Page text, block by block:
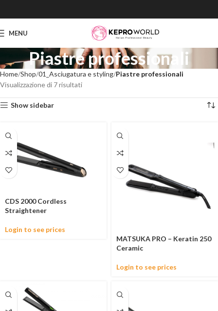
MENU
Piastre professionali
Home Shop 01_Asciugatura e styling Piastre professionali
Visualizzazione di 7 risultati
Show sidebar
CDS 2000 Cordless
Straightener
Login to see prices
MATSUKA PRO – Keratin 250
Ceramic
Login to see prices